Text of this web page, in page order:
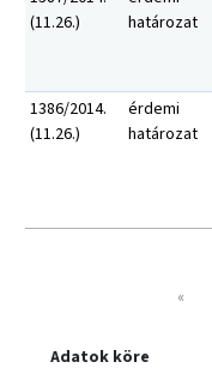
(11.26.)
határozat
1386/2014.
(11.26.)
érdemi
határozat
«
Adatok köre